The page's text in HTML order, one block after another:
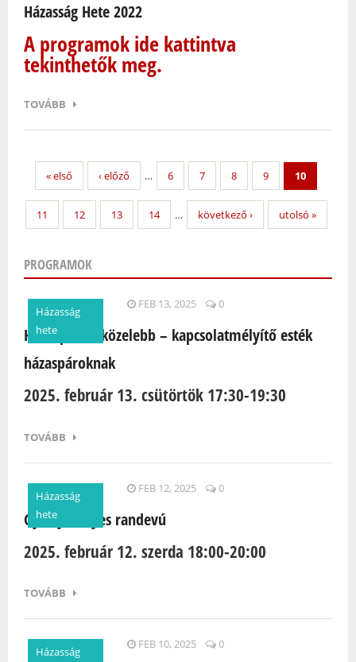
Házasság Hete 2022
A programok ide kattintva
tekinthetők meg.
TOVÁBB
« első ‹ előző … 6 7 8 9 10
11 12 13 14 … következő › utolsó »
PROGRAMOK
Házasság
hete
FEB 13, 2025 0
Hét lépéssel közelebb – kapcsolatmélyítő esték
házaspároknak
2025. február 13. csütörtök 17:30-19:30
TOVÁBB
Házasság
hete
FEB 12, 2025 0
Gyertyafényes randevú
2025. február 12. szerda 18:00-20:00
TOVÁBB
Házasság
FEB 10, 2025 0
Oldalak